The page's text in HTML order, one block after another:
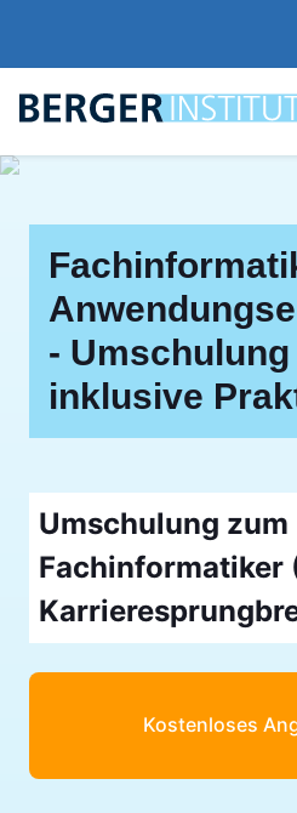
- Umschulung
inklusive
Umschulung zum
Fachinformatiker
Kostenloses